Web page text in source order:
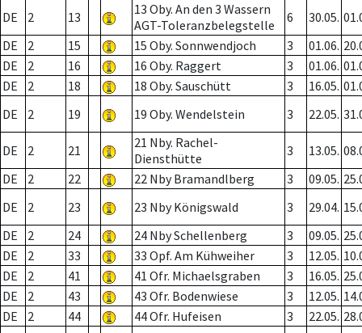
DE
2 13
13 Oby. An den 3 Wassern
AGT-Toleranzbelegstelle
6 30.05.
DE
2 15 15 Oby. Sonnwendjoch 3 01.06.
DE
2 16 16 Oby. Raggert 3 01.06.
DE
2 18 18 Oby. Sauschütt 3 16.05.
DE
2 19 19 Oby. Wendelstein 3 22.05.
DE 2 21
21 Nby. Rachel-
Diensthütte
3 13.05.
DE
2 22 22 Nby Bramandlberg 3 09.05.
DE
2 23 23 Nby Königswald 3 29.04.
DE
2 24 24 Nby Schellenberg 3 09.05.
DE
2 33 33 Opf. Am Kühweiher 3 12.05.
DE
2 41 41 Ofr. Michaelsgraben 3 16.05.
DE
2 43 43 Ofr. Bodenwiese 3 12.05.
DE
2 44 44 Ofr. Hufeisen 3 22.05.